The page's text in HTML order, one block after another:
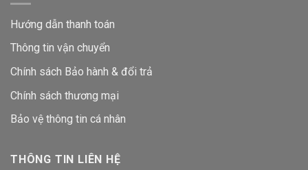
Hướng dẫn thanh toán
Thông tin vận chuyển
Chính sách Bảo hành & đổi trả
Chính sách thương mại
Bảo vệ thông tin cá nhân
THÔNG TIN LIÊN HỆ